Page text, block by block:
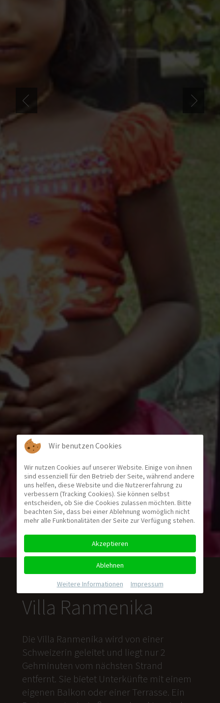
Villa Ranmenika
Die Villa Ranmenika wird von einer
Schweizerin geleitet und liegt nur 2
Gehminuten vom nächsten Strand
entfernt. Sie bietet Unterkünfte mit einem
eigenen Balkon oder einer Terrasse. Ein
Wir benutzen Cookies
Wir nutzen Cookies auf unserer Website. Einige von ihnen
sind essenziell für den Betrieb der Seite, während andere
uns helfen, diese Website und die Nutzererfahrung zu
verbessern (Tracking Cookies). Sie können selbst
entscheiden, ob Sie die Cookies zulassen möchten. Bitte
beachten Sie, dass bei einer Ablehnung womöglich nicht
mehr alle Funktionalitäten der Seite zur Verfügung stehen.
Akzeptieren
Ablehnen
Weitere Informationen Impressum